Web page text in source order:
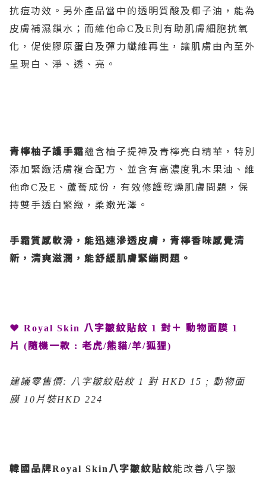
抗痘功效。另外產品當中的透明質酸及椰子油，能為
皮膚補濕鎖水；而維他命C及E 則有助肌膚細胞抗氧
化，促使膠原蛋白及彈力纖維再生，讓肌膚由內至外
呈現白、淨、透、亮。
青檸柚子護手霜蘊含柚子提神及青檸亮白精華，特別
添加緊緻活膚複合配方、並含有高濃度乳木果油、維
他命C及E 、蘆薈成份，有效修護乾燥肌膚問題，保
持雙手透白緊緻，柔嫩光澤。
手霜質感軟滑，能迅速滲透皮膚，青檸香味感覺清
新，清爽滋潤，能舒緩肌膚緊繃問題。
❤ Royal Skin 八字皺紋貼紋 1 對＋ 動物面膜 1
片 (隨機一款 : 老虎/熊貓/羊/狐狸)
建議零售價: 八字皺紋貼紋 1 對 HKD 15 ; 動物面
膜10片裝HKD 224
韓國品牌Royal Skin八字皺紋貼紋能改善八字皺